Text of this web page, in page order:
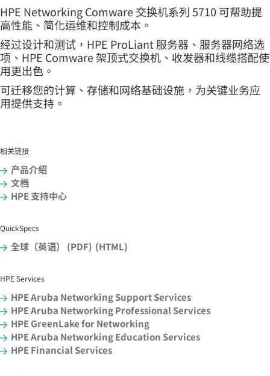
HPE Networking Comware 交换机系列 5710 可帮助提
高性能、简化运维和控制成本。
经过设计和测试，HPE ProLiant 服务器、服务器网络选
项、HPE Comware 架顶式交换机、收发器和线缆搭配使
用更出色。
可迁移您的计算、存储和网络基础设施，为关键业务应
用提供支持。
相关链接
产品介绍
文档
HPE 支持中心
QuickSpecs
全球（英语） (PDF) (HTML)
HPE Services
HPE Aruba Networking Support Services
HPE Aruba Networking Professional Services
HPE GreenLake for Networking
HPE Aruba Networking Education Services
HPE Financial Services